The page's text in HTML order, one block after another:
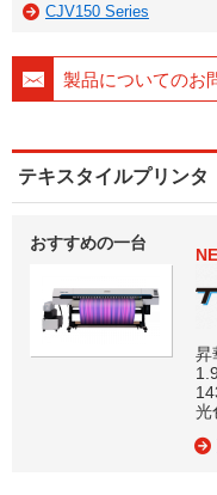
CJV150 Series
製品についてのお
テキスタイルプリンタ
おすすめの一台
昇
光